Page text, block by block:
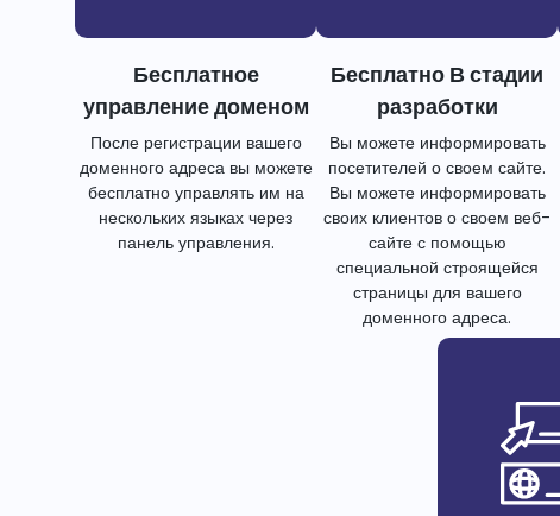
Бесплатное
управление доменом
После регистрации вашего
доменного адреса вы можете
бесплатно управлять им на
нескольких языках через
панель управления.
Бесплатно В стадии
разработки
Вы можете информировать
посетителей о своем сайте.
Вы можете информировать
своих клиентов о своем веб-
сайте с помощью
специальной строящейся
страницы для вашего
доменного адреса.